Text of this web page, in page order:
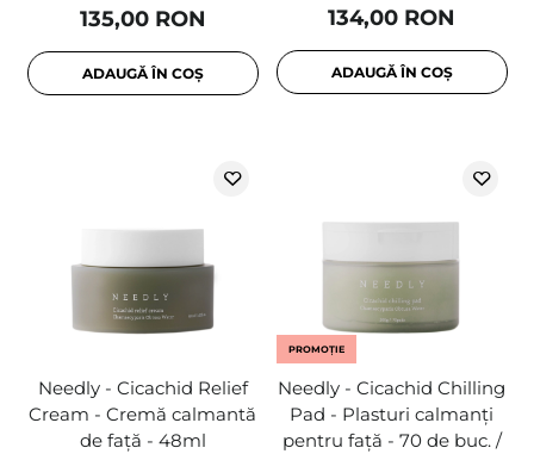
135,00 RON
ADAUGĂ ÎN COȘ
134,00 RON
ADAUGĂ ÎN COȘ
Needly - Cicachid Relief
Cream - Cremă calmantă
de față - 48ml
PROMOȚIE
Needly - Cicachid Chilling
Pad - Plasturi calmanți
pentru față - 70 de buc. /